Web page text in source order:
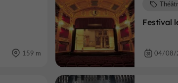
159 m
Festival
04/08/